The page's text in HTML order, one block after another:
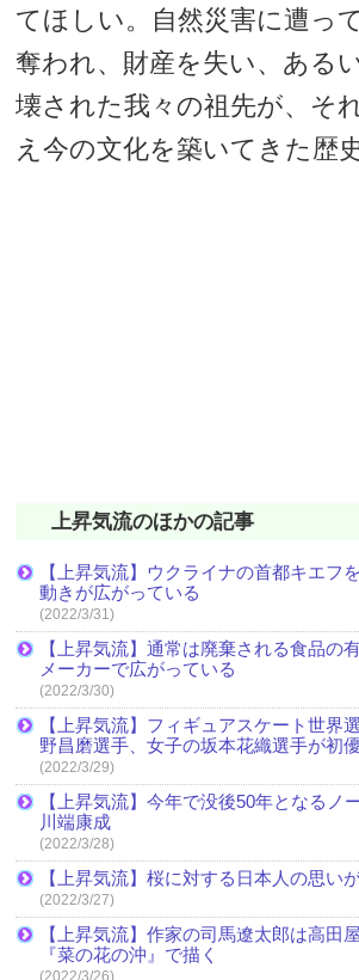
てほしい。自然災害に遭っ
奪われ、財産を失い、ある
壊された我々の祖先が、そ
え今の文化を築いてきた歴
上昇気流のほかの記事
【上昇気流】ウクライナの首都キエフ
動きが広がっている
(2022/3/31)
【上昇気流】通常は廃棄される食品の
メーカーで広がっている
(2022/3/30)
【上昇気流】フィギュアスケート世界
野昌磨選手、女子の坂本花織選手が初
(2022/3/29)
【上昇気流】今年で没後50年となるノ
川端康成
(2022/3/28)
【上昇気流】桜に対する日本人の思い
(2022/3/27)
【上昇気流】作家の司馬遼太郎は高田
『菜の花の沖』で描く
(2022/3/26)